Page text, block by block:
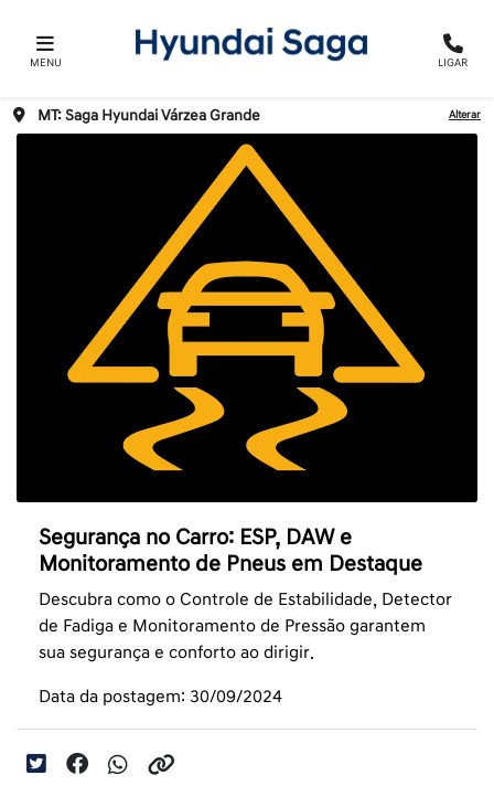
MENU LIGAR
MT: Saga Hyundai Várzea Grande Alterar
Segurança no Carro: ESP, DAW e
Monitoramento de Pneus em Destaque
Descubra como o Controle de Estabilidade, Detector
de Fadiga e Monitoramento de Pressão garantem
sua segurança e conforto ao dirigir.
Data da postagem: 30/09/2024